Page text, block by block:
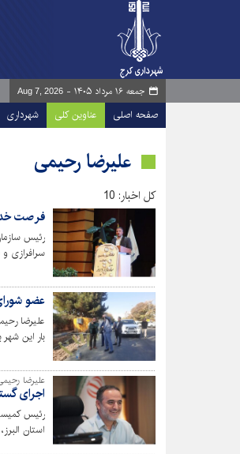
جمعه ۱۶ مرداد ۱۴۰۵ - Aug 7, 2026
صفحه اصلی عناوین کلی شهرداری
علیرضا رحیمی
کل اخبار: 10
فرصت
رئیس
سرافرازی
جایگاهی از
عضو
علیرضا
بار این شهر
علیرضا
اجرای
رئیس
استان